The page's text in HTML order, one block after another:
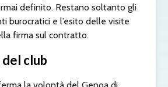
definito. Restano soltanto gli
burocratici e l’esito delle visite
firma sul contratto.
club